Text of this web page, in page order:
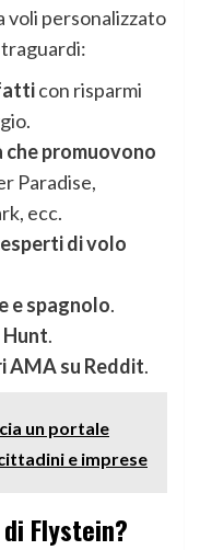
voli personalizzato
con risparmi
che promuovono
Paradise,
ecc.
di volo
e spagnolo.
Hunt.
AMA su Reddit.
un portale
e imprese
Flystein?